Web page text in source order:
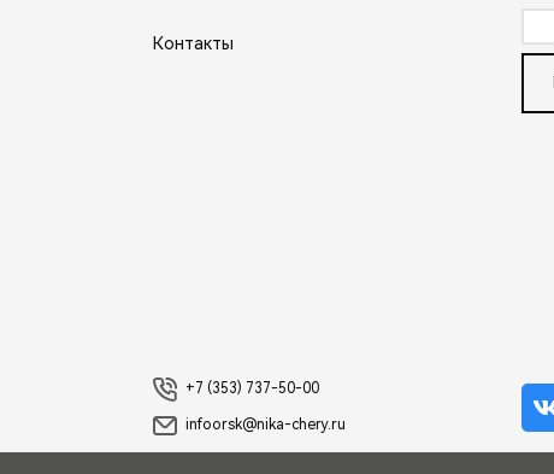
Контакты
+7 (353) 737-50-00
infoorsk@nika-chery.ru